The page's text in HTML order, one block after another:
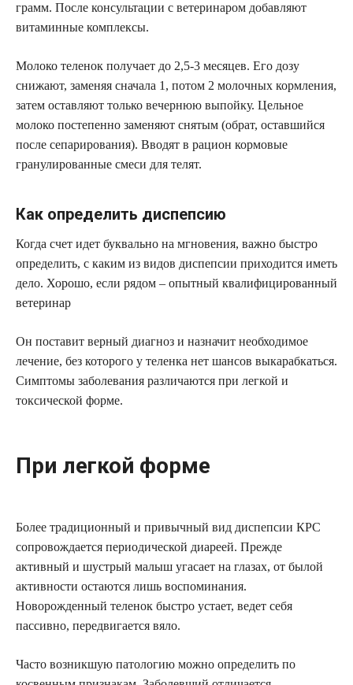
грамм. После консультации с ветеринаром добавляют
витаминные комплексы.
Молоко теленок получает до 2,5-3 месяцев. Его дозу
снижают, заменяя сначала 1, потом 2 молочных кормления,
затем оставляют только вечернюю выпойку. Цельное
молоко постепенно заменяют снятым (обрат, оставшийся
после сепарирования). Вводят в рацион кормовые
гранулированные смеси для телят.
Как определить диспепсию
Когда счет идет буквально на мгновения, важно быстро
определить, с каким из видов диспепсии приходится иметь
дело. Хорошо, если рядом – опытный квалифицированный
ветеринар
Он поставит верный диагноз и назначит необходимое
лечение, без которого у теленка нет шансов выкарабкаться.
Симптомы заболевания различаются при легкой и
токсической форме.
При легкой форме
Более традиционный и привычный вид диспепсии КРС
сопровождается периодической диареей. Прежде
активный и шустрый малыш угасает на глазах, от былой
активности остаются лишь воспоминания.
Новорожденный теленок быстро устает, ведет себя
пассивно, передвигается вяло.
Часто возникшую патологию можно определить по